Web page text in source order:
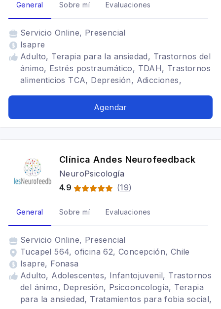
General Sobre mí Evaluaciones
Servicio Online, Presencial
Isapre
Adulto, Terapia para la ansiedad, Trastornos del
ánimo, Estrés postraumático, TDAH, Trastornos
alimenticios TCA, Depresión, Adicciones,
Trastornos de la personalidad, Mindfulness,
Agendar
Clínica Andes Neurofeedback
NeuroPsicología
4.9
(19)
General Sobre mí Evaluaciones
Servicio Online, Presencial
Tucapel 564, oficina 62, Concepción, Chile
Isapre, Fonasa
Adulto, Adolescentes, Infantojuvenil, Trastornos
del ánimo, Depresión, Psicooncología, Terapia
para la ansiedad, Tratamientos para fobia social,